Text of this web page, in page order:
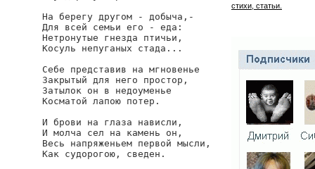
На берегу другом - добыча,-
Для всей семьи его - еда:
Нетронутые гнезда птичьи,
Косуль непуганых стада...
Себе представив на мгновенье
Закрытый для него простор,
Затылок он в недоуменье
Косматой лапою потер.
И брови на глаза нависли,
И молча сел на камень он,
Весь напряженьем первой мысли,
Как судорогою, сведен.
стихи, статьи.